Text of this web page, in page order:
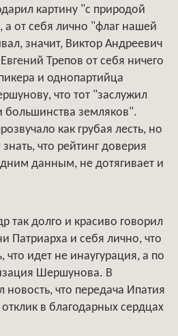
картину "с природой
от себя лично "флаг нашей
значит, Виктор Андреевич
Трепов от себя ничего
и однопартийца
что тот "заслужил
большинства земляков".
как грубая лесть, но
что рейтинг доверия
данным, не дотягивает и
так долго и красиво говорил
Патриарха и себя лично, что
идет не инаугурация, а по
Шершунова. В
новость, что передача Ипатия
в благодарных сердцах